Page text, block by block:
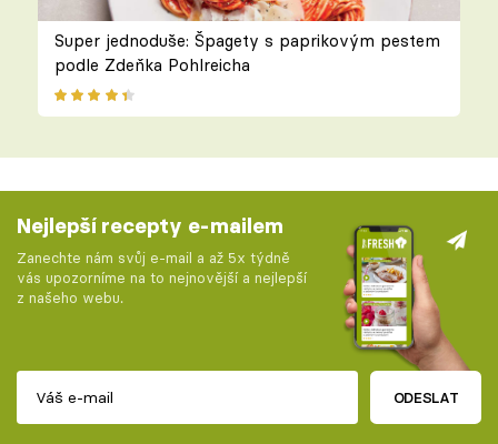
Super jednoduše: Špagety s paprikovým pestem
podle Zdeňka Pohlreicha
Nejlepší recepty e-mailem
Zanechte nám svůj e-mail a až 5x týdně
vás upozorníme na to nejnovější a nejlepší
z našeho webu.
ODESLAT